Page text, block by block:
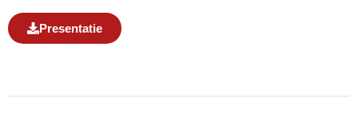
Presentatie